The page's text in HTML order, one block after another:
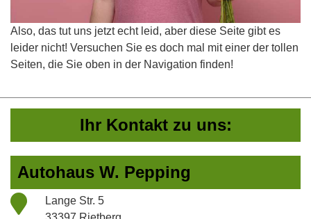
Also, das tut uns jetzt echt leid, aber diese Seite gibt es
leider nicht! Versuchen Sie es doch mal mit einer der tollen
Seiten, die Sie oben in der Navigation finden!
Ihr Kontakt zu uns:
Autohaus W. Pepping
Lange Str. 5